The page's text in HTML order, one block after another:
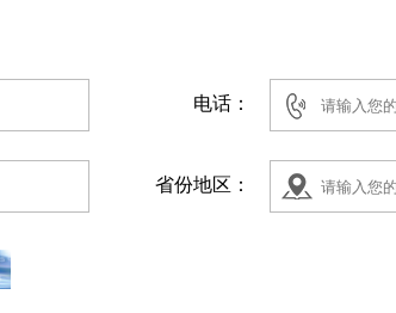
电话：
省份地区：